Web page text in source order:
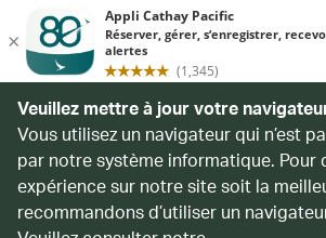
Veuillez mettre à jour votre
Vous utilisez un navigateur qui n’est
par notre système informatique. Pour
expérience sur notre site soit la
recommandons d’utiliser un